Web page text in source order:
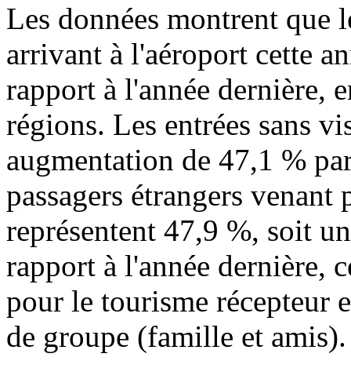
Les données montrent que
arrivant à l'aéroport cette
rapport à l'année dernière,
régions. Les entrées sans
augmentation de 47,1 %
passagers étrangers
représentent 47,9 %, soit
rapport à l'année dernière,
pour le tourisme récepteur
de groupe (famille et amis).